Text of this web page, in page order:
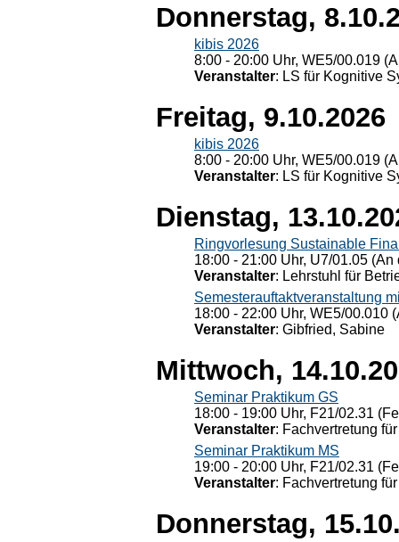
Donnerstag,
kibis 2026
8:00 - 20:00 Uhr, WE5/00.019
Veranstalter: LS für Kognitive
Freitag, 9.10.2026
kibis 2026
8:00 - 20:00 Uhr, WE5/00.019
Veranstalter: LS für Kognitive
Dienstag,
Ringvorlesung Sustainable
18:00 - 21:00 Uhr, U7/01.05
Veranstalter: Lehrstuhl für
Semesterauftaktveranstaltung
18:00 - 22:00 Uhr, WE5/00.010
Veranstalter: Gibfried, Sabine
Mittwoch,
Seminar Praktikum GS
18:00 - 19:00 Uhr, F21/02.31
Veranstalter: Fachvertretung
Seminar Praktikum MS
19:00 - 20:00 Uhr, F21/02.31
Veranstalter: Fachvertretung
Donnerstag,